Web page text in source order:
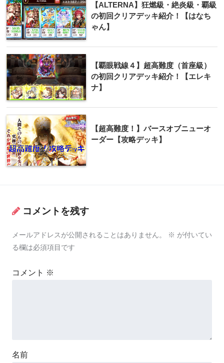
【ALTERNA】狂燃級・絶炎級・覇級
の初回クリアデッキ紹介！【はなち
ゃん】
【覇眼戦線４】超高難度（首座級）
の初回クリアデッキ紹介！【エレキ
ナ】
【超高難度！】バースオブニューオ
ーダー【攻略デッキ】
コメントを残す
メールアドレスが公開されることはありません。 ※ が付いてい
る欄は必須項目です
コメント ※
名前